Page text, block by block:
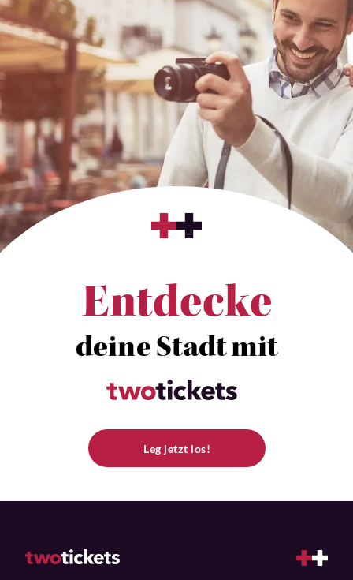
Entdecke
deine Stadt mit
Leg jetzt los!